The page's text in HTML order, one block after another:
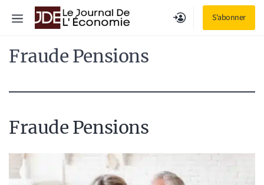
S'abonner
Menu
Fraude Pensions
Fraude Pensions